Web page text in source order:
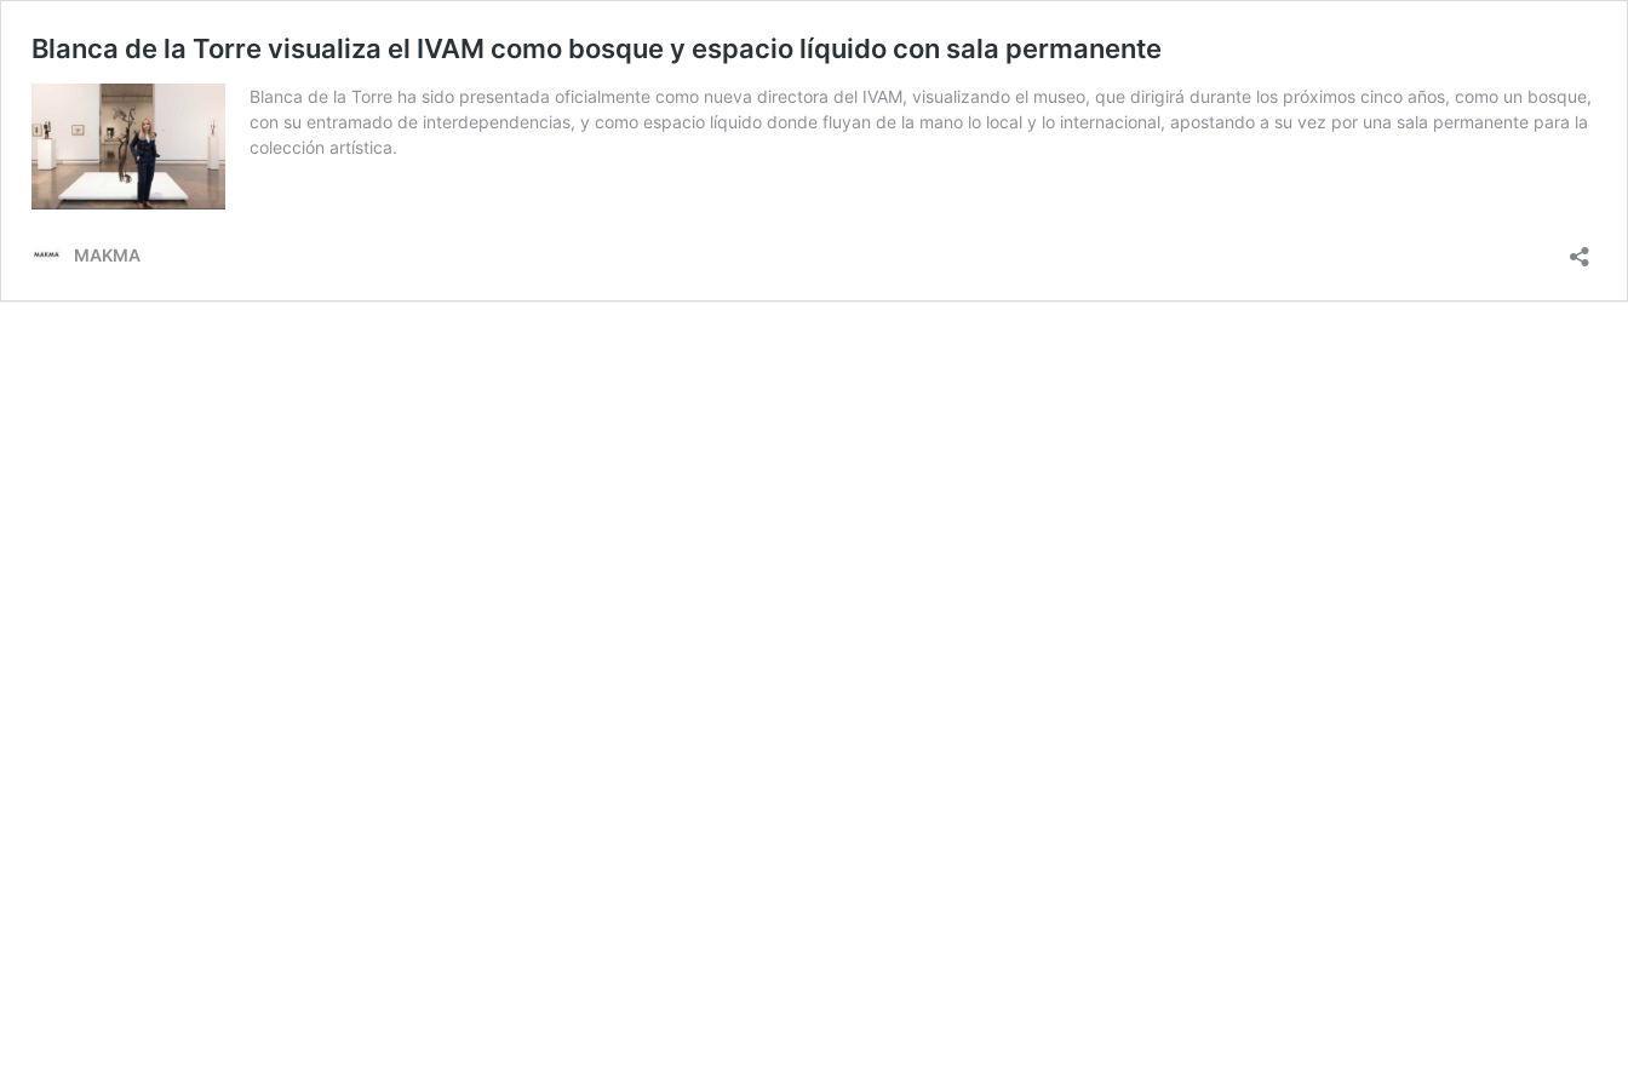
Blanca de la Torre visualiza el IVAM como bosque y espacio líquido con sala permanente
Blanca de la Torre ha sido presentada oficialmente como nueva directora del IVAM, visualizando el museo, que dirigirá durante los próximos cinco años, como un bosque,
con su entramado de interdependencias, y como espacio líquido donde fluyan de la mano lo local y lo internacional, apostando a su vez por una sala permanente para la
colección artística.
MAKMA